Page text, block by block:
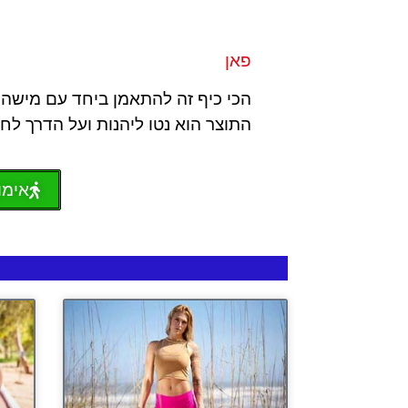
פאן
הכי כיף זה להתאמן ביחד עם
התוצר הוא נטו ליהנות ועל הדרך